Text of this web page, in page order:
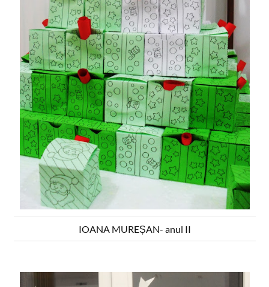
IOANA MUREȘAN- anul II